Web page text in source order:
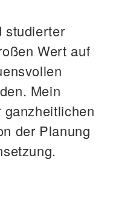
studierter
Wert auf
Mein
der Planung